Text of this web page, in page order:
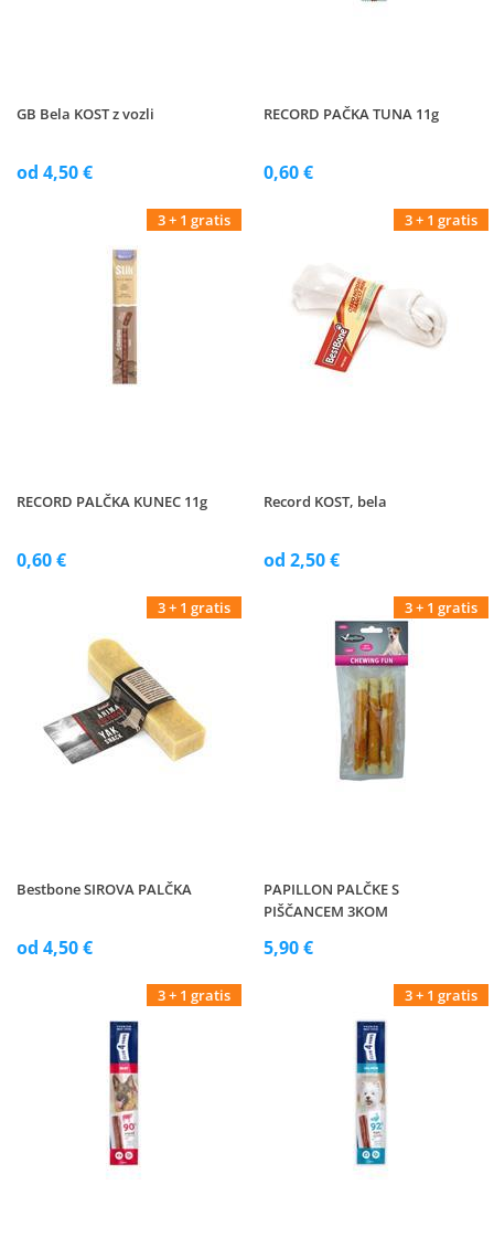
GB Bela KOST z vozli
od 4,50 €
RECORD PAČKA TUNA 11g
0,60 €
3 + 1 gratis
RECORD PALČKA KUNEC 11g
0,60 €
3 + 1 gratis
Record KOST, bela
od 2,50 €
3 + 1 gratis
Bestbone SIROVA PALČKA
od 4,50 €
3 + 1 gratis
PAPILLON PALČKE S
PIŠČANCEM 3KOM
5,90 €
3 + 1 gratis 3 + 1 gratis